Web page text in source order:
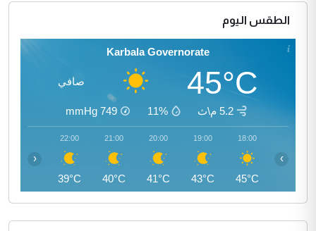
الطقس اليوم
Karbala Governorate
45°C صافي
5.2 م\ث 11%
749
mmHg
18:00
45°C
19:00
43°C
20:00
41°C
21:00
40°C
22:00
39°C
‹ ›